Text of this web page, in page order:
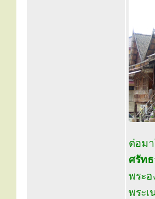
ต่อม
ศรัทธ
พระ
พระ